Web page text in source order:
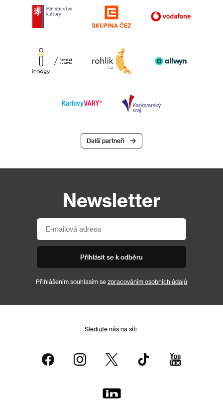
Další partneři
Newsletter
Přihlásit se k odběru
Přihlášením souhlasím se zpracováním osobních údajů
Sledujte nás na síti: